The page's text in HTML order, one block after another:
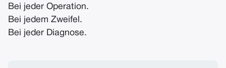
Bei jeder Operation.
Bei jedem Zweifel.
Bei jeder Diagnose.